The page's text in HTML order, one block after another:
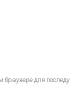
браузере для